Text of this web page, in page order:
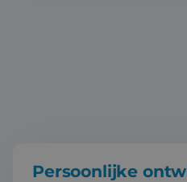
Persoonlijke